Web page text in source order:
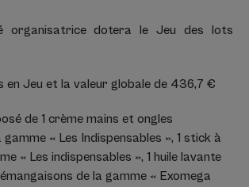
organisatrice dotera le Jeu des lots
Jeu et la valeur globale de 436,7 €
de 1 crème mains et ongles
« Les Indispensables », 1 stick à
« Les indispensables », 1 huile lavante
de la gamme « Exomega